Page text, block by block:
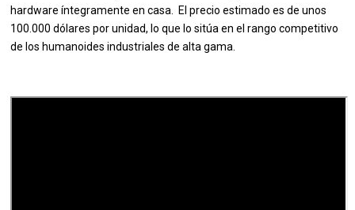
hardware íntegramente en casa. El precio estimado es de unos
100.000 dólares por unidad, lo que lo sitúa en el rango competitivo
de los humanoides industriales de alta gama.